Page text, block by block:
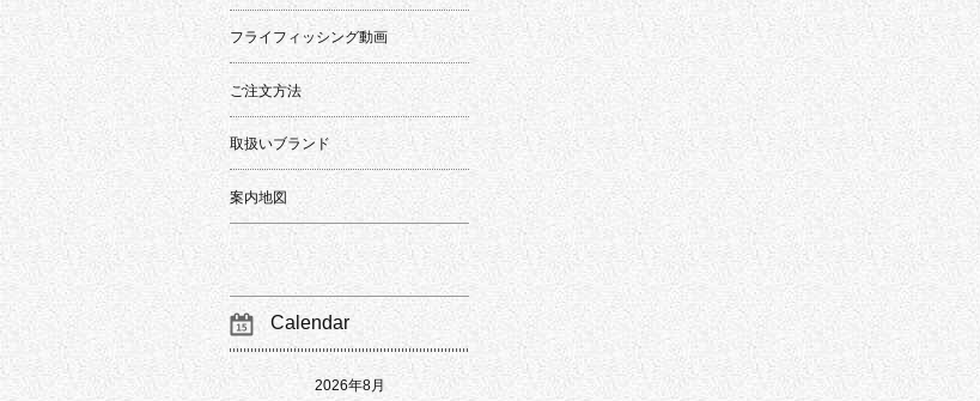
フライフィッシング動画
ご注文方法
取扱いブランド
案内地図
Calendar
2026年8月